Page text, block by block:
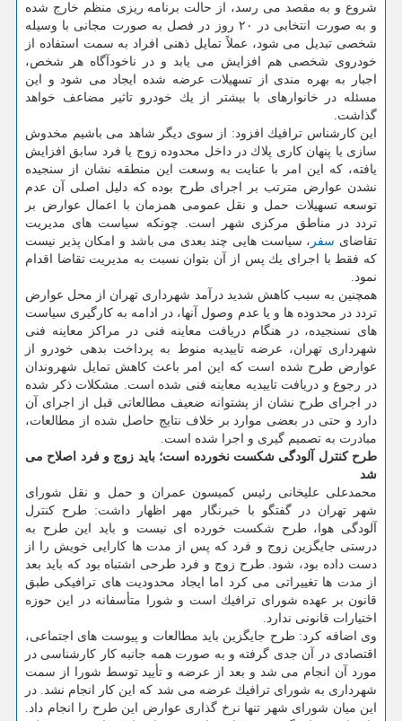
شروع و به مقصد می رسد، از حالت برنامه ریزی منظم خارج شده
و به صورت انتخابی در ۲۰ روز در فصل به صورت مجانی با وسیله
شخصی تبدیل می شود، عملاً تمایل ذهنی افراد به سمت استفاده از
خودروی شخصی هم افزایش می یابد و در ناخودآگاه هر شخص،
اجبار به بهره مندی از تسهیلات عرضه شده ایجاد می شود و این
مسئله در خانوارهای با بیشتر از یك خودرو تاثیر مضاعف خواهد
گذاشت.
این كارشناس ترافیك افزود: از سوی دیگر شاهد می باشیم مخدوش
سازی یا پنهان كاری پلاك در داخل محدوده زوج یا فرد سابق افزایش
یافته، كه این امر با عنایت به وسعت این منطقه نشان از سنجیده
نشدن عوارض مترتب بر اجرای طرح بوده كه دلیل اصلی آن عدم
توسعه تسهیلات حمل و نقل عمومی همزمان با اعمال عوارض بر
تردد در مناطق مركزی شهر است. چونكه سیاست های مدیریت
تقاضای سفر ، سیاست هایی چند بعدی می باشد و امكان پذیر نیست
كه فقط با اجرای یك پس از آن بتوان نسبت به مدیریت تقاضا اقدام
نمود.
همچنین به سبب كاهش شدید درآمد شهرداری تهران از محل عوارض
تردد در محدوده ها و یا عدم وصول آنها، در ادامه به كارگیری سیاست
های نسنجیده، در هنگام دریافت معاینه فنی در مراكز معاینه فنی
شهرداری تهران، عرضه تاییدیه منوط به پرداخت بدهی خودرو از
عوارض طرح شده است كه این امر باعث كاهش تمایل شهروندان
در رجوع و دریافت تاییدیه معاینه فنی شده است. مشكلات ذكر شده
در اجرای طرح نشان از پشتوانه ضعیف مطالعاتی قبل از اجرای آن
دارد و حتی در بعضی موارد بر خلاف نتایج حاصل شده از مطالعات،
مبادرت به تصمیم گیری و اجرا شده است.
طرح كنترل آلودگی شكست نخورده است؛ باید زوج و فرد اصلاح می
شد
محمدعلی علیخانی رئیس كمیسون عمران و حمل و نقل شورای
شهر تهران در گفتگو با خبرنگار مهر اظهار داشت: طرح كنترل
آلودگی هوا، طرح شكست خورده ای نیست و باید این طرح به
درستی جایگزین زوج و فرد كه پس از مدت ها كارایی خویش را از
دست داده بود، شود. طرح زوج و فرد طرحی اشتباه بود كه باید بعد
از مدت ها تغییراتی می كرد اما ایجاد محدودیت های ترافیكی طبق
قانون بر عهده شورای ترافیك است و شورا متأسفانه در این حوزه
اختیارات قانونی ندارد.
وی اضافه كرد: طرح جایگزین باید مطالعات و پیوست های اجتماعی،
اقتصادی در آن جدی گرفته و به صورت همه جانبه كار كارشناسی در
مورد آن انجام می شد و بعد از عرضه و تأیید توسط شورا از سمت
شهرداری به شورای ترافیك عرضه می شد كه این كار انجام نشد. در
این میان شورای شهر تنها نرخ گذاری عوارض این طرح را انجام داد.